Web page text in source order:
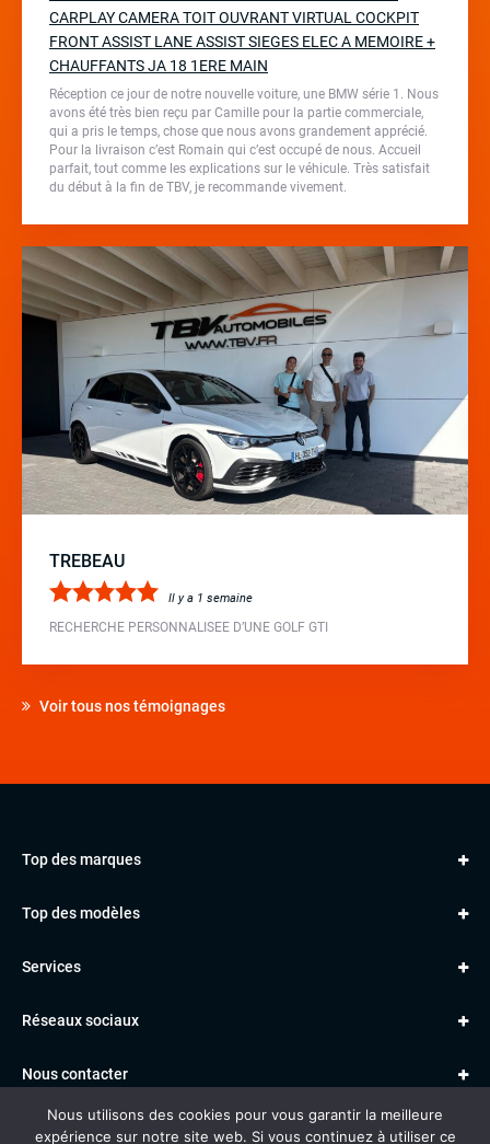
CARPLAY CAMERA TOIT OUVRANT VIRTUAL COCKPIT
FRONT ASSIST LANE ASSIST SIEGES ELEC A MEMOIRE +
CHAUFFANTS JA 18 1ERE MAIN
Réception ce jour de notre nouvelle voiture, une BMW série 1. Nous
avons été très bien reçu par Camille pour la partie commerciale,
qui a pris le temps, chose que nous avons grandement apprécié.
Pour la livraison c’est Romain qui c’est occupé de nous. Accueil
parfait, tout comme les explications sur le véhicule. Très satisfait
du début à la fin de TBV, je recommande vivement.
TREBEAU
Il y a 1 semaine
RECHERCHE PERSONNALISEE D’UNE GOLF GTI
Voir tous nos témoignages
Top des marques
VOLKSWAGEN
BMW
Top des modèles
Classe A
A3
Services
Le garage TBV
Location TBV
Réseaux sociaux
Nous contacter
Données personnelles Mentions légales
Voitures vendues
Nous utilisons des cookies pour vous garantir la meilleure
expérience sur notre site web. Si vous continuez à utiliser ce